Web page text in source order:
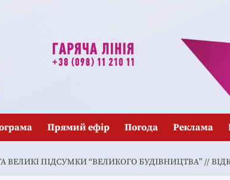
Прямий ефір Погода Реклама
ВЕЛИКІ ПІДСУМКИ “ВЕЛИКОГО БУДІВНИЦТВА” //